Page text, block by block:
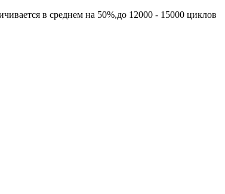
в среднем на 50%,до 12000 - 15000 циклов